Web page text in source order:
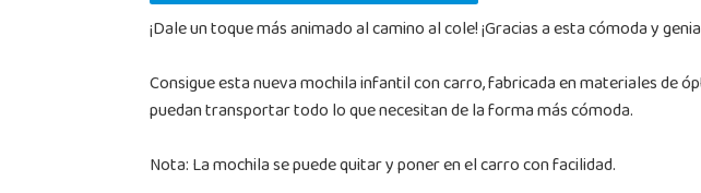
¡Dale un toque más animado al camino al cole! ¡Gracias a esta cómoda y
Consigue esta nueva mochila infantil con carro, fabricada en materiales de
puedan transportar todo lo que necesitan de la forma más cómoda.
Nota: La mochila se puede quitar y poner en el carro con facilidad.